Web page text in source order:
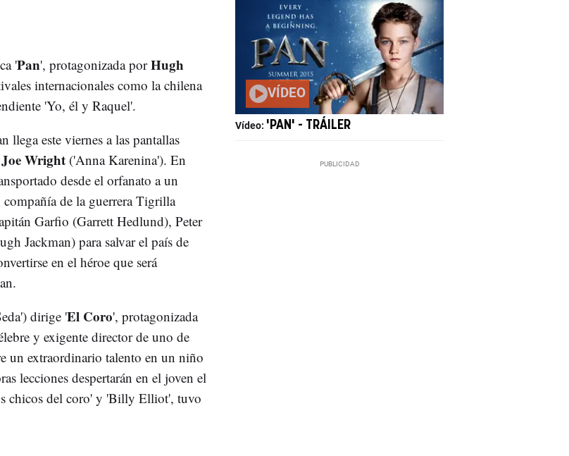
'Pan', protagonizada porHugh
internacionales como la chilena
'Yo, él y Raquel'.
llega este viernes a las pantallas
Wright('Anna Karenina'). En
desde el orfanato a un
de la guerrera Tigrilla
Garfio (Garrett Hedlund), Peter
Jackman) para salvar el país de
en el héroe que será
dirige 'El Coro', protagonizada
y exigente director de uno de
un extraordinario talento en un niño
lecciones despertarán en el joven el
chicos del coro' y 'Billy Elliot', tuvo
VÍDEO
Vídeo: 'PAN' - TRÁILER